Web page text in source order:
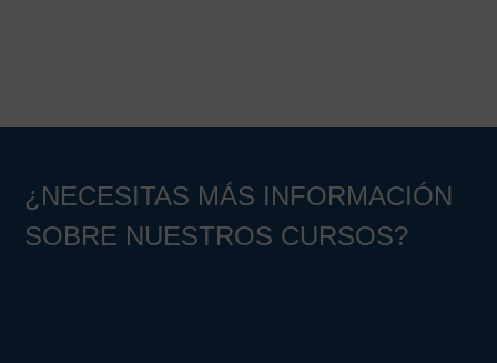
¿NECESITAS MÁS INFORMACIÓN
SOBRE NUESTROS CURSOS?